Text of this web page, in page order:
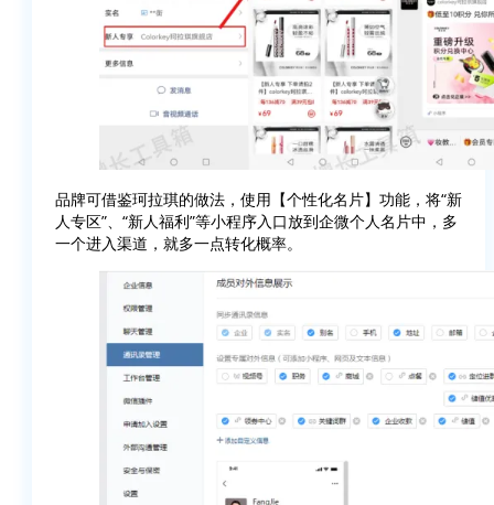
品牌可借鉴珂拉琪的做法，使用【个性化名片】功能，将“新
人专区”、“新人福利”等小程序入口放到企微个人名片中，多
一个进入渠道，就多一点转化概率。